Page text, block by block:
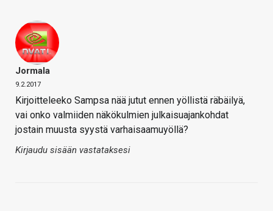
Jormala
9.2.2017
Kirjoitteleeko Sampsa nää jutut ennen yöllistä räbäilyä,
vai onko valmiiden näkökulmien julkaisuajankohdat
jostain muusta syystä varhaisaamuyöllä?
Kirjaudu sisään vastataksesi